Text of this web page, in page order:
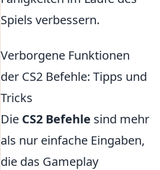
Spiels verbessern.
Verborgene Funktionen
der CS2 Befehle: Tipps und
Tricks
Die CS2 Befehle sind mehr
als nur einfache Eingaben,
die das Gameplay